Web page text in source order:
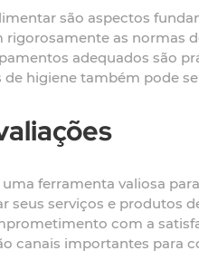
são aspectos
as normas
adequados são
de higiene também pode
ferramenta valiosa
seus serviços e produtos
com a
canais importantes para